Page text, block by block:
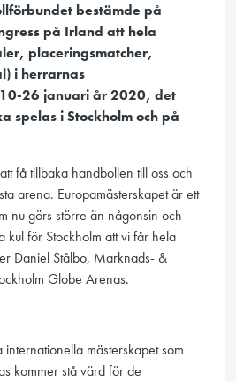
bestämde på
på Irland att hela
placeringsmatcher,
i herrarnas
26 januari år 2020, det
spelas i Stockholm och på
få tillbaka handbollen till oss och
arena. Europamästerskapet är ett
nu görs större än någonsin och
kul för Stockholm att vi får hela
Daniel Stålbo, Marknads- &
Globe Arenas.
mästerskapet som
kommer stå värd för de